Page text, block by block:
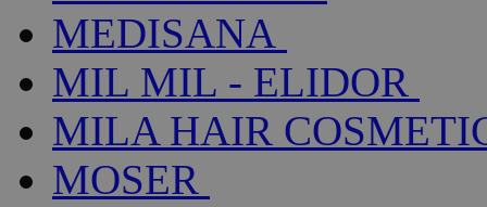
MEDISANA
MIL MIL - ELIDOR
MILA HAIR
MOSER